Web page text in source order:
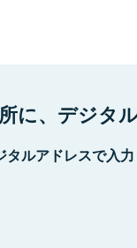
に、デジタ
タルアドレスで入